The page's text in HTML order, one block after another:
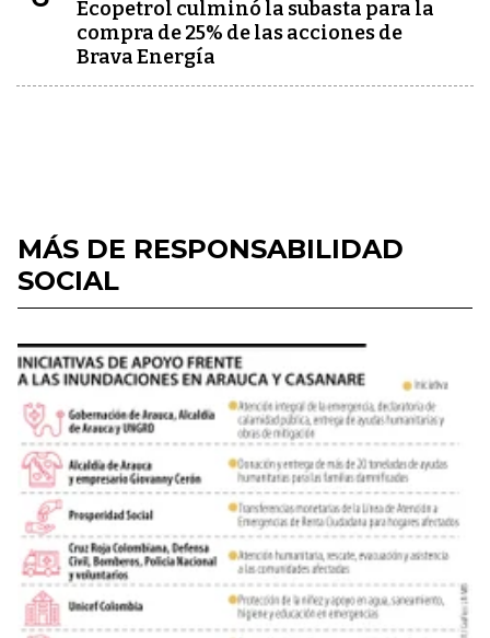
Ecopetrol culminó la subasta para la
compra de 25% de las acciones de
Brava Energía
MÁS DE RESPONSABILIDAD
SOCIAL